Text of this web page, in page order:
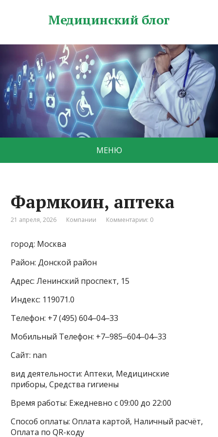
Медицинский блог
МЕНЮ
Фармкоин, аптека
21 апреля, 2026 Компании Комментарии: 0
город: Москва
Район: Донской район
Адрес: Ленинский проспект, 15
Индекс: 119071.0
Телефон: +7 (495) 604‒04‒33
Мобильный Телефон: +7‒985‒604‒04‒33
Сайт: nan
вид деятельности: Аптеки, Медицинские
приборы, Средства гигиены
Время работы: Ежедневно с 09:00 до 22:00
Способ оплаты: Оплата картой, Наличный расчёт,
Оплата по QR-коду